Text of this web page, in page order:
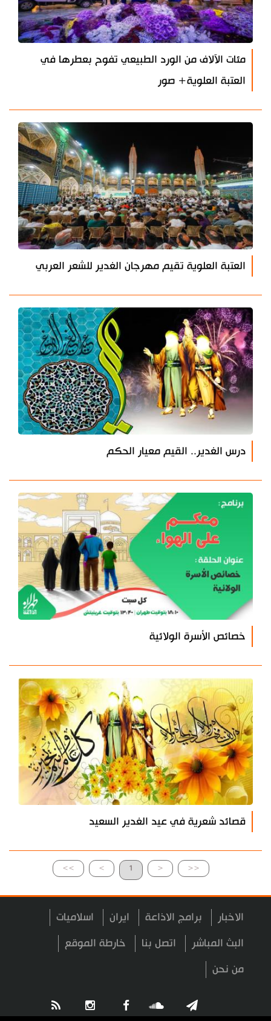
مئات الآلاف من الورد الطبيعي تفوح بعطرها في
العتبة العلوية+ صور
العتبة العلوية تقيم مهرجان الغدير للشعر العربي
درس الغدير.. القيم معيار الحكم
خصائص الأسرة الولائية
قصائد شعرية في عيد الغدير السعيد
>> > 1 < <<
الاخبار برامج الاذاعة ايران اسلاميات
البث المباشر اتصل بنا خارطة الموقع
من نحن